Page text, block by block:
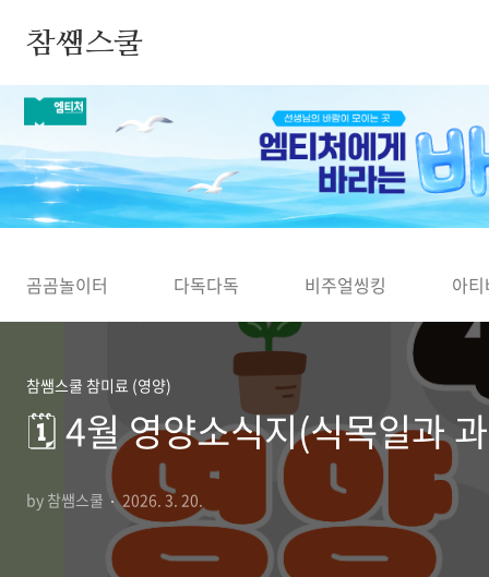
참쌤스쿨
◀
곰곰놀이터 다독다독 비주얼씽킹 아
참쌤스쿨 참미료 (영양)
🗓️ 4월 영양소식지(식목일과
by 참쌤스쿨 2026. 3. 20.